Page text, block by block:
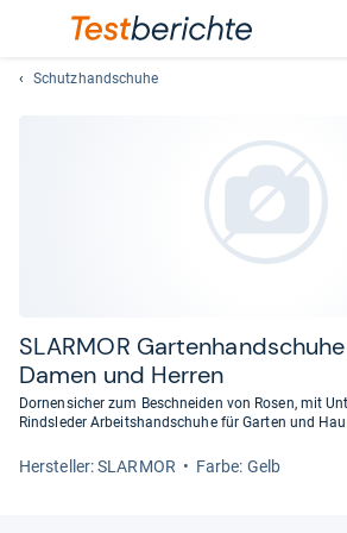
Schutzhandschuhe
SLAR­MOR
Damen und Her­ren
Dornensicher zum Beschneiden von Rosen, mit
Rindsleder Arbeitshandschuhe für Garten und
Her­stel­ler: SLARMOR Farbe: Gelb